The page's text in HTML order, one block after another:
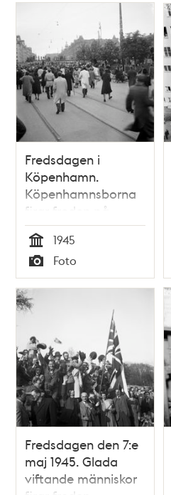
Fredsdagen i
Köpenhamn.
Köpenhamnsborna
firar freden på
Rådhuspladsen.
Tid
1945
Typ
Foto
Fredsdagen den 7:e
maj 1945. Glada
viftande människor